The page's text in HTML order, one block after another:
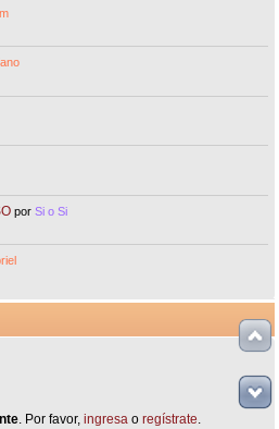
porSi o Si
. Por favor, ingresao regístrate.